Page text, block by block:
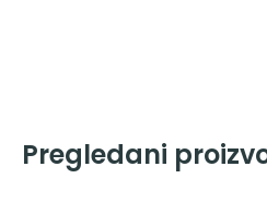
Pregledani